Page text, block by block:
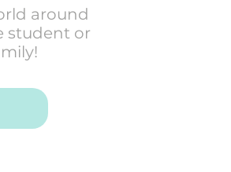
around
student or